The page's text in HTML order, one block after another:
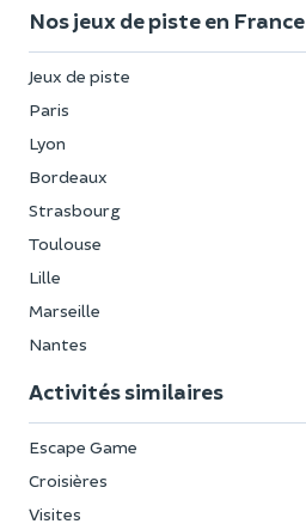
Nos jeux de piste en France
Jeux de piste
Paris
Lyon
Bordeaux
Strasbourg
Toulouse
Lille
Marseille
Nantes
Activités similaires
Escape Game
Croisières
Visites